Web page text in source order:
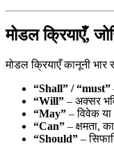
मोडल क्रियाएँ,
मोडल क्रियाएँ कानूनी
“Shall” / “must”
“Will” – अक्सर
“May” – विवेक
“Can” – क्षमता,
“Should” –